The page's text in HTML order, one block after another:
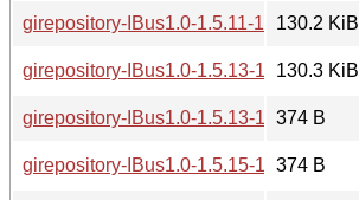
girepository-IBus1.0-1.5.11-1.tar.xz130.2 KiB
girepository-IBus1.0-1.5.13-1.tar.xz130.3 KiB
girepository-IBus1.0-1.5.13-1.hint374 B
girepository-IBus1.0-1.5.15-1.hint374 B